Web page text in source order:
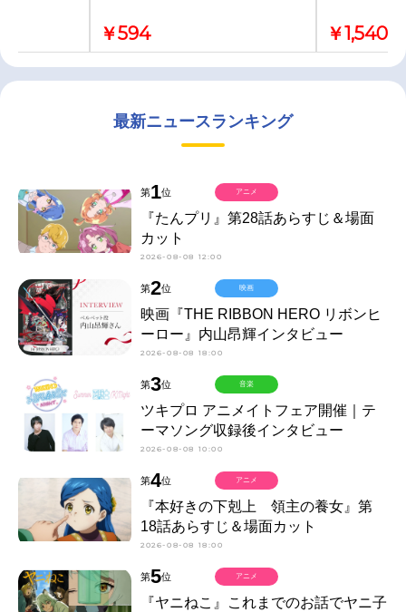
￥594 ￥1,540
最新ニュースランキング
第1位
『たんプリ』第28話あらすじ＆場面
カット
2026-08-08 12:00
アニメ
第2位
映画『THE RIBBON HERO リボンヒ
ーロー』内山昂輝インタビュー
2026-08-08 18:00
映画
第3位
ツキプロ アニメイトフェア開催｜テ
ーマソング収録後インタビュー
2026-08-08 10:00
音楽
第4位
『本好きの下剋上 領主の養女』第
18話あらすじ＆場面カット
2026-08-08 18:00
アニメ
第5位
『ヤニねこ』これまでのお話でヤニ子
アニメ